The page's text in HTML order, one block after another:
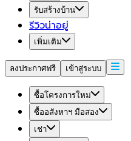
รับสร้างบ้าน
รีวิวน่าอยู่
เพิ่มเติม
ลงประกาศฟรี เข้าสู่ระบบ
ซื้อโครงการใหม่
ซื้ออสังหาฯ มือสอง
เช่า